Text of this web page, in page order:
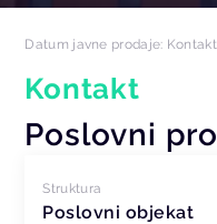
Datum javne prodaje: Kontakt
Kontakt
Poslovni
Struktura
Poslovni objekat